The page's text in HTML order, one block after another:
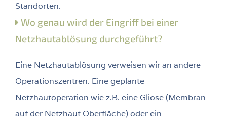
Standorten.
Wo genau wird der Eingriff bei einer
Netzhautablösung durchgeführt?
Eine Netzhautablösung verweisen wir an andere
Operationszentren. Eine geplante
Netzhautoperation wie z.B. eine Gliose (Membran
auf der Netzhaut Oberfläche) oder ein